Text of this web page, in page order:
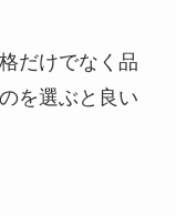
だけでなく品
を選ぶと良い